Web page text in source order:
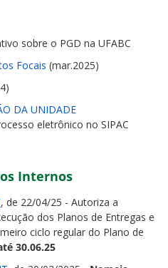
sobre o PGD na UFABC
Focais (mar.2025)
DA UNIDADE
eletrônico no SIPAC
Internos
, de 22/04/25 - Autoriza a
dos Planos de Entregas e
ciclo regular do Plano de
30.06.25